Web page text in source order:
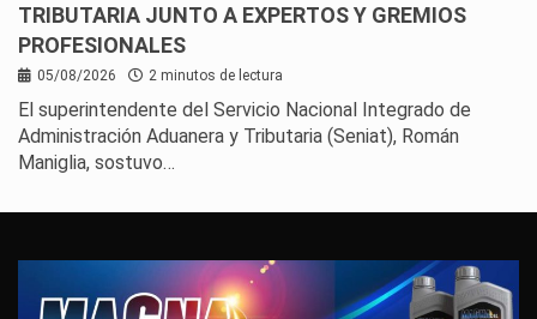
TRIBUTARIA JUNTO A EXPERTOS Y GREMIOS
PROFESIONALES
05/08/2026 2 minutos de lectura
El superintendente del Servicio Nacional Integrado de
Administración Aduanera y Tributaria (Seniat), Román
Maniglia, sostuvo…